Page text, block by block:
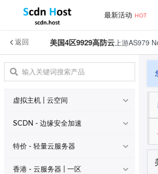
最新活动 HOT
虚拟主机 | 云空间
SCDN - 边缘安全加速
特价 - 轻量云服务器
香港 - 云服务器 | 一区
香港 - 云服务器 | 二区
行业解决方案
网站解决方案
新闻中心
官方公告
了解我们
公司简介
联系我们
更多
推
返回 美国4区9929高防云 上游AS979
虚拟主机 | 云空间
公益免费 • 虚拟主机 高性能
美国虚拟主机 • 1区
SCDN - 边缘安全加速
公益免费 • SCDN CDN
亚太海外 • SCDN
特价 - 轻量云服务器
香港大宽带 • 2区 AMD
香港 - 云服务器 | 一区